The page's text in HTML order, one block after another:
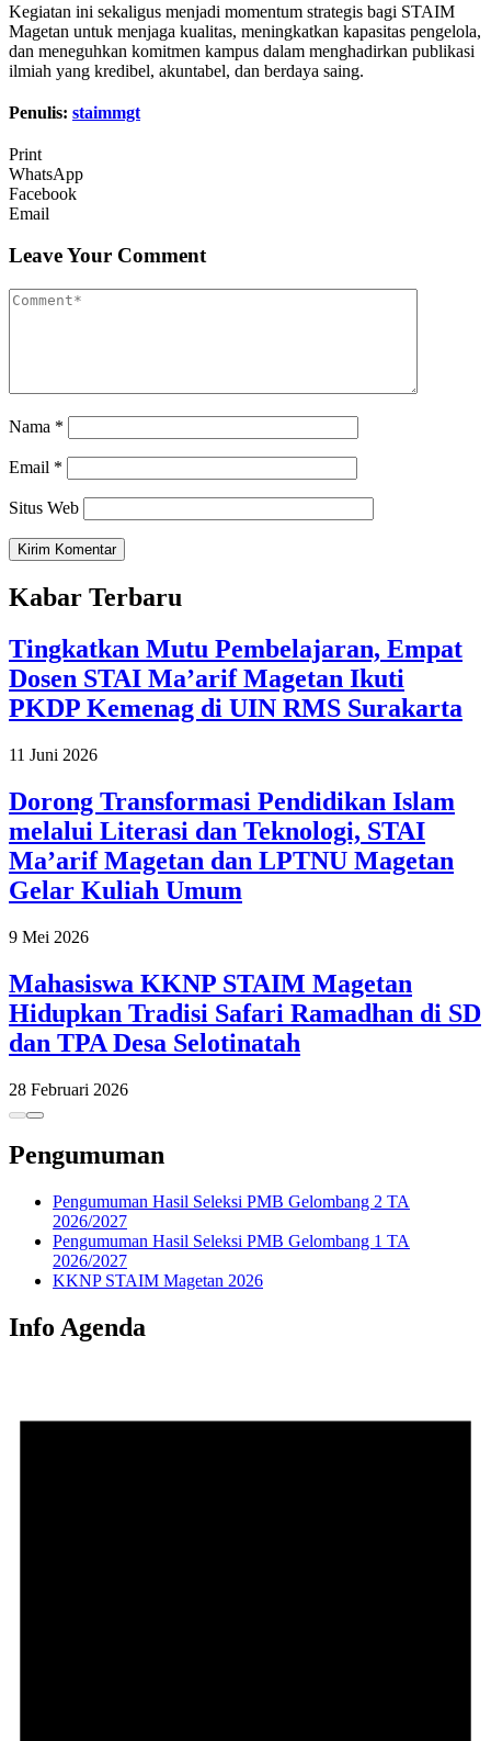
Kegiatan ini sekaligus menjadi momentum strategis bagi STAIM
Magetan untuk menjaga kualitas, meningkatkan kapasitas pengelola,
dan meneguhkan komitmen kampus dalam menghadirkan publikasi
ilmiah yang kredibel, akuntabel, dan berdaya saing.
Penulis: staimmgt
Print
WhatsApp
Facebook
Email
Leave Your Comment
Nama *
Email *
Situs Web
Kabar Terbaru
Tingkatkan Mutu Pembelajaran, Empat
Dosen STAI Ma’arif Magetan Ikuti
PKDP Kemenag di UIN RMS Surakarta
11 Juni 2026
Dorong Transformasi Pendidikan Islam
melalui Literasi dan Teknologi, STAI
Ma’arif Magetan dan LPTNU Magetan
Gelar Kuliah Umum
9 Mei 2026
Mahasiswa KKNP STAIM Magetan
Hidupkan Tradisi Safari Ramadhan di SD
dan TPA Desa Selotinatah
28 Februari 2026
Pengumuman
Pengumuman Hasil Seleksi PMB Gelombang 2 TA
2026/2027
Pengumuman Hasil Seleksi PMB Gelombang 1 TA
2026/2027
KKNP STAIM Magetan 2026
Info Agenda